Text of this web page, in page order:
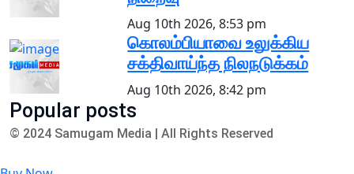
Aug 10th 2026, 8:53 pm
கொலம்பியாவை உலுக்கிய
சக்திவாய்ந்த நிலநடுக்கம்
Aug 10th 2026, 8:42 pm
Popular posts
© 2024 Samugam Media | All Rights Reserved